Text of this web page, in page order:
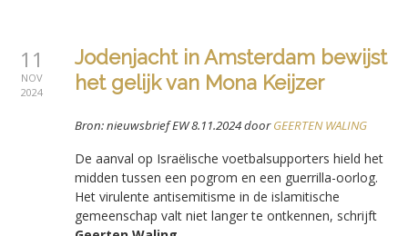
11
NOV
2024
Jodenjacht in Amsterdam bewijst
het gelijk van Mona Keijzer
Bron: nieuwsbrief EW 8.11.2024 doorGEERTEN WALING
De aanval op Israëlische voetbalsupporters hield het
midden tussen een pogrom en een guerrilla-oorlog.
Het virulente antisemitisme in de islamitische
gemeenschap valt niet langer te ontkennen, schrijft